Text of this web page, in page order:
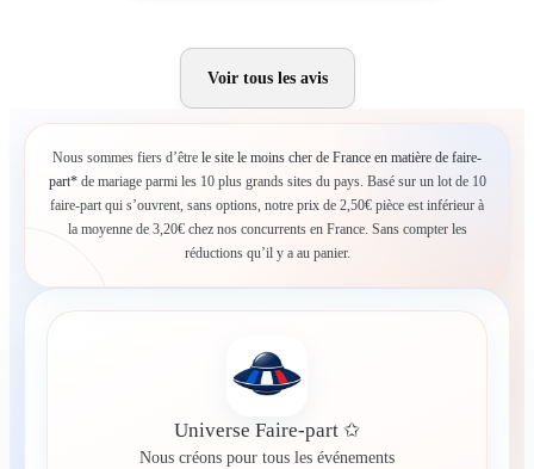
Voir tous les avis
Nous sommes fiers d’être le site le moins cher de France en matière de faire-
part*de mariage parmi les 10 plus grands sites du pays. Basé sur un lot de 10
faire-part qui s’ouvrent, sans options, notre prix de 2,50€ pièce est inférieur à
la moyenne de 3,20€ chez nos concurrents en France. Sans compter les
réductions qu’il y a au panier.
Universe Faire-part ✩
Nous créons pour tous les événements